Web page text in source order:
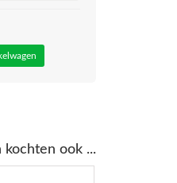
ook ...